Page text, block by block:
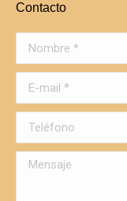
Contacto
Nombre *
E-mail *
Teléfono
Mensaje